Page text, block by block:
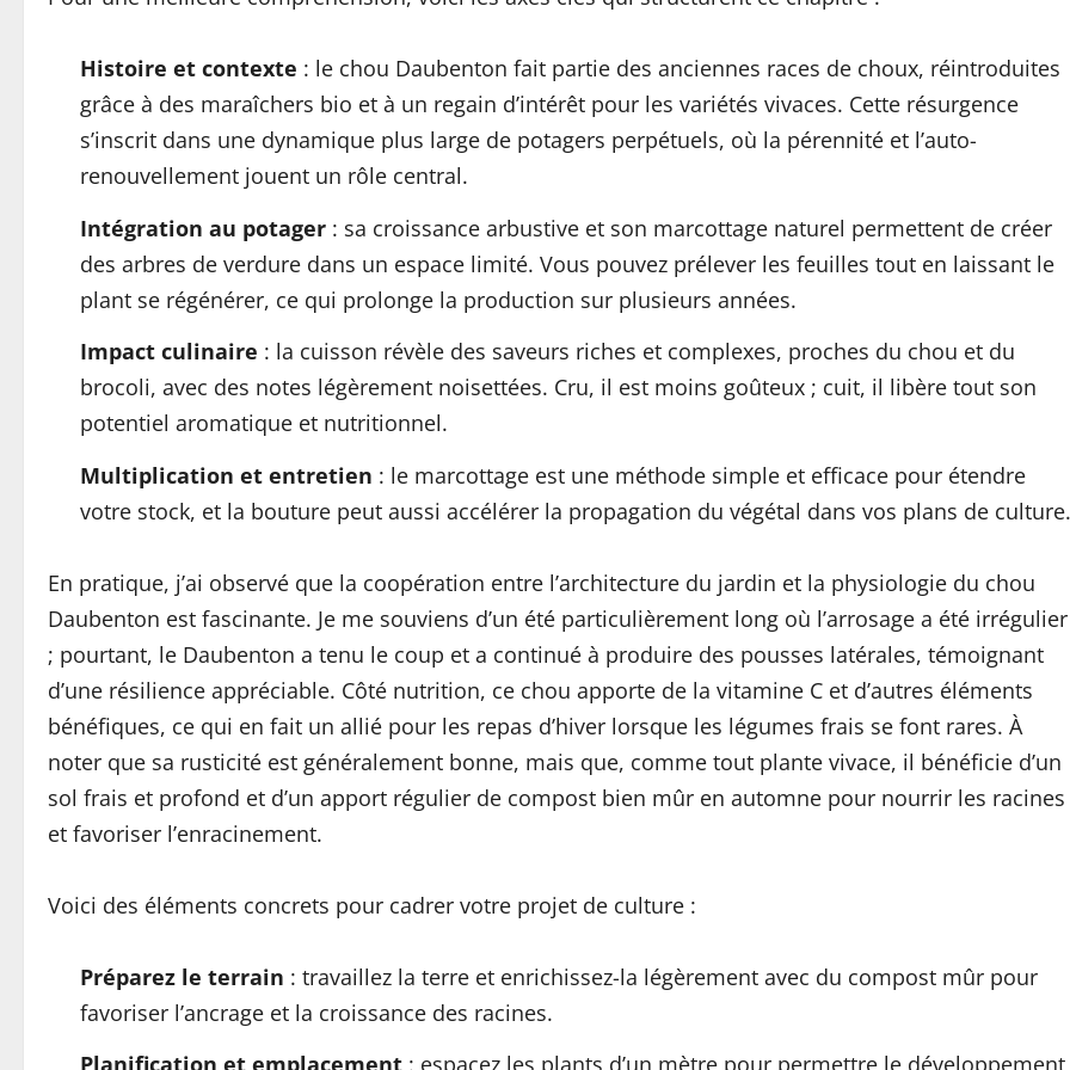
Histoire et contexte : le chou Daubenton fait partie des anciennes races de choux, réintroduites
grâce à des maraîchers bio et à un regain d’intérêt pour les variétés vivaces. Cette résurgence
s’inscrit dans une dynamique plus large de potagers perpétuels, où la pérennité et l’auto-
renouvellement jouent un rôle central.
Intégration au potager : sa croissance arbustive et son marcottage naturel permettent de créer
des arbres de verdure dans un espace limité. Vous pouvez prélever les feuilles tout en laissant le
plant se régénérer, ce qui prolonge la production sur plusieurs années.
Impact culinaire : la cuisson révèle des saveurs riches et complexes, proches du chou et du
brocoli, avec des notes légèrement noisettées. Cru, il est moins goûteux ; cuit, il libère tout son
potentiel aromatique et nutritionnel.
Multiplication et entretien : le marcottage est une méthode simple et efficace pour étendre
votre stock, et la bouture peut aussi accélérer la propagation du végétal dans vos plans de culture.
En pratique, j’ai observé que la coopération entre l’architecture du jardin et la physiologie du chou
Daubenton est fascinante. Je me souviens d’un été particulièrement long où l’arrosage a été irrégulier
; pourtant, le Daubenton a tenu le coup et a continué à produire des pousses latérales, témoignant
d’une résilience appréciable. Côté nutrition, ce chou apporte de la vitamine C et d’autres éléments
bénéfiques, ce qui en fait un allié pour les repas d’hiver lorsque les légumes frais se font rares. À
noter que sa rusticité est généralement bonne, mais que, comme tout plante vivace, il bénéficie d’un
sol frais et profond et d’un apport régulier de compost bien mûr en automne pour nourrir les racines
et favoriser l’enracinement.
Voici des éléments concrets pour cadrer votre projet de culture :
Préparez le terrain : travaillez la terre et enrichissez-la légèrement avec du compost mûr pour
favoriser l’ancrage et la croissance des racines.
Planification et emplacement : espacez les plants d’un mètre pour permettre le développement